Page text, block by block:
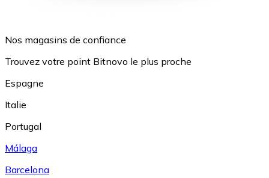
Nos magasins de confiance
Trouvez votre point Bitnovo le plus proche
Espagne
Italie
Portugal
Málaga
Barcelona